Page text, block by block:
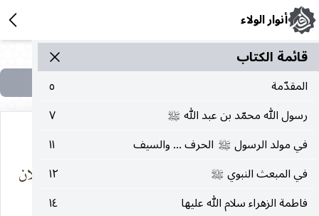
أنوار الولاء
قائمة الکتاب
المقدّمة
٥
رسول الله محمّد بن عبد الله صلى‌الله‌عليه‌وآله
٧
في مولد الرسول صلى‌الله‌عليه‌وآله الحرف ... والسيف
١١
في المبعث النبوي صلى‌الله‌عليه‌وآله
١٢
فاطمة الزهراء سلام الله عليها
١٤
أتظلّ في سيناء لعنته والتيه والغيلان